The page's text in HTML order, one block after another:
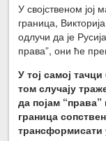
У својственом
граница,
одлучи да је
права”, они ће
У тој самој
том случају
да појам
граница